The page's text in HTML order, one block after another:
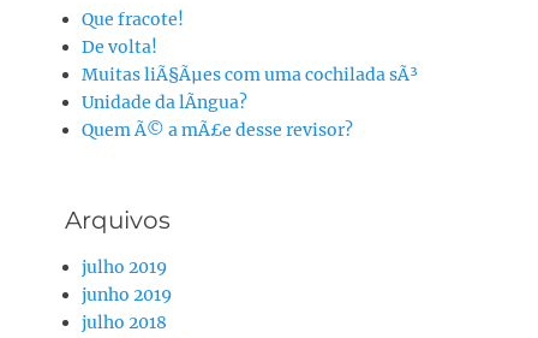
Que fracote!
De volta!
Muitas liÃ§Ãµes com uma cochilada sÃ³
Unidade da lÃ­ngua?
Quem Ã© a mÃ£e desse revisor?
Arquivos
julho 2019
junho 2019
julho 2018